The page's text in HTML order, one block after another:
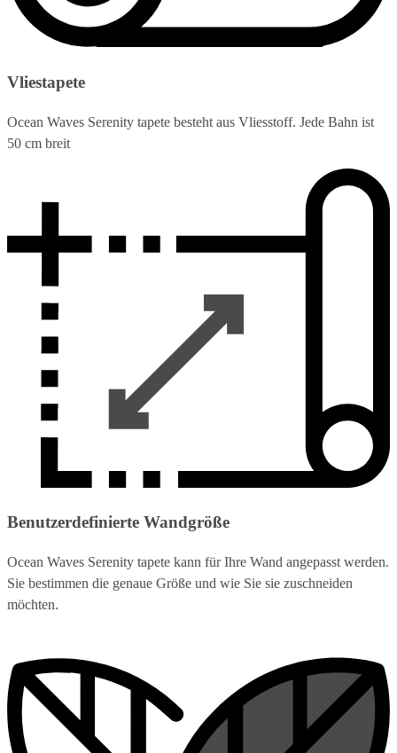
Vliestapete
Ocean Waves Serenity tapete besteht aus Vliesstoff. Jede Bahn ist
50 cm breit
Benutzerdefinierte Wandgröße
Ocean Waves Serenity tapete kann für Ihre Wand angepasst werden.
Sie bestimmen die genaue Größe und wie Sie sie zuschneiden
möchten.